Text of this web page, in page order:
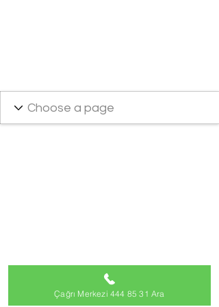
Çağrı Merkezi 444 85 31 Ara